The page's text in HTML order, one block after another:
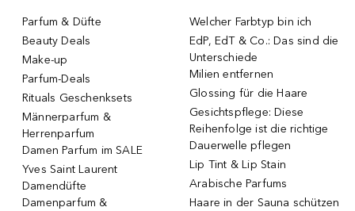
Parfum & Düfte
Beauty Deals
Make-up
Parfum-Deals
Rituals Geschenksets
Männerparfum &
Herrenparfum
Damen Parfum im SALE
Yves Saint Laurent
Damendüfte
Damenparfum &
Welcher Farbtyp bin ich
EdP, EdT & Co.: Das sind die
Unterschiede
Milien entfernen
Glossing für die Haare
Gesichtspflege: Diese
Reihenfolge ist die richtige
Dauerwelle pflegen
Lip Tint & Lip Stain
Arabische Parfums
Haare in der Sauna schützen